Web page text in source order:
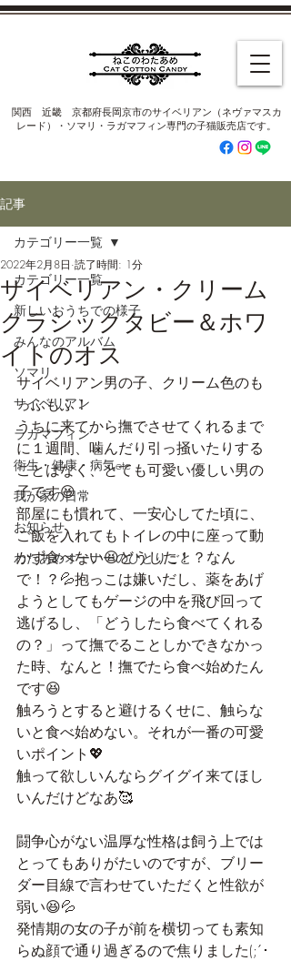
​関西 近畿 京都府長岡京市のサイベリアン（ネヴァマスカ
レード）・ソマリ・ラガマフィン専門の子猫販売店です。
記事
カテゴリー一覧
新しいおうちでの様子
みんなのアルバム
ソマリ
サイベリアン
ラガマフィン
衛生・健康・病気etc
我が家の日常
お知らせ
わたあめオーナーのひとりごと
カテゴリー一覧
サイベリアン・クリーム
クラシックタビー＆ホワ
イトのオス
2022年2月8日 読了時間: 1分
サイベリアン男の子、クリーム色のも
っふもふ！
うちに来てから撫でさせてくれるまで
に１週間、噛んだり引っ掻いたりする
ことはなく、とても可愛い優しい男の
子です😆
部屋にも慣れて、一安心してた頃に、
ご飯を入れてもトイレの中に座って動
かず食べない😫どうした！？なん
で！？💦抱っこは嫌いだし、薬をあげ
ようとしてもゲージの中を飛び回って
逃げるし、「どうしたら食べてくれる
の？」って撫でることしかできなかっ
た時、なんと！撫でたら食べ始めたん
です😆
触ろうとすると避けるくせに、触らな
いと食べ始めない。それが一番の可愛
いポイント💖
触って欲しいんならグイグイ来てほし
いんだけどなあ🥰
闘争心がない温厚な性格は飼う上では
とってもありがたいのですが、ブリー
ダー目線で言わせていただくと性欲が
弱い😆💦
発情期の女の子が前を横切っても素知
らぬ顔で通り過ぎるので焦りました(;´･